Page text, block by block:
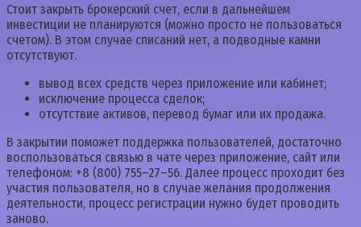
Стоит закрыть брокерский счет, если в дальнейшем
инвестиции не планируются (можно просто не пользоваться
счетом). В этом случае списаний нет, а подводные камни
отсутствуют.
вывод всех средств через приложение или кабинет;
исключение процесса сделок;
отсутствие активов, перевод бумаг или их продажа.
В закрытии поможет поддержка пользователей, достаточно
воспользоваться связью в чате через приложение, сайт или
телефоном: +8 (800) 755–27–56. Далее процесс проходит без
участия пользователя, но в случае желания продолжения
деятельности, процесс регистрации нужно будет проводить
заново.